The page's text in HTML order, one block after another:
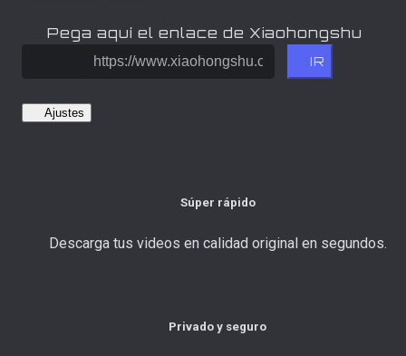
Pega aquí el enlace de Xiaohongshu
IR
Ajustes
Súper rápido
Descarga tus videos en calidad original en segundos.
Privado y seguro